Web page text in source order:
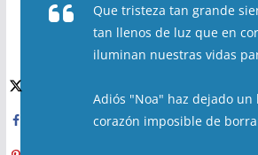
Que tristeza tan grande
tan llenos de luz que en
iluminan nuestras vidas
Adiós "Noa" haz dejado un
corazón imposible de